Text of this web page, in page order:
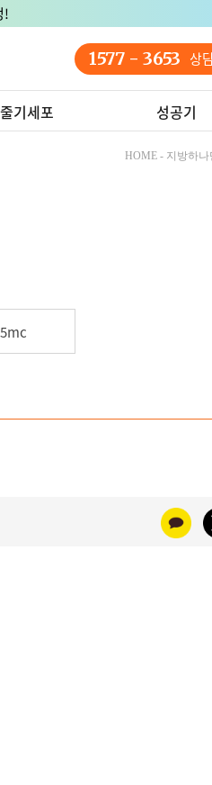
!
1577 - 3653 상
기세포 성공기
HOME - 지방하나